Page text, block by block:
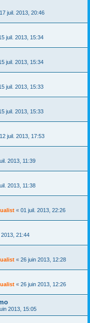
17 juil. 2013, 20:46
juil. 2013, 15:34
juil. 2013, 15:34
juil. 2013, 15:33
juil. 2013, 15:33
12 juil. 2013, 17:53
2013, 11:39
2013, 11:38
« 01 juil. 2013, 22:26
2013, 21:44
« 26 juin 2013, 12:28
« 26 juin 2013, 12:26
2013, 15:05